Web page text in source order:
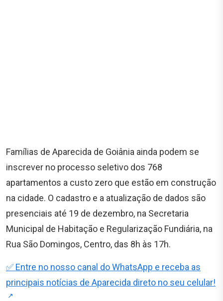
Famílias de Aparecida de Goiânia ainda podem se
inscrever no processo seletivo dos 768
apartamentos a custo zero que estão em construção
na cidade. O cadastro e a atualização de dados são
presenciais até 19 de dezembro, na Secretaria
Municipal de Habitação e Regularização Fundiária, na
Rua São Domingos, Centro, das 8h às 17h.
✅ Entre no nosso canal do WhatsApp e receba as
principais notícias de Aparecida direto no seu celular!